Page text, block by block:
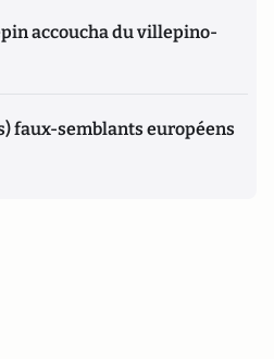
accoucha du villepino-
faux-semblants européens